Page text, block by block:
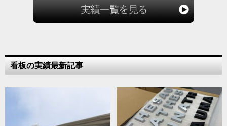
看板の実績最新記事